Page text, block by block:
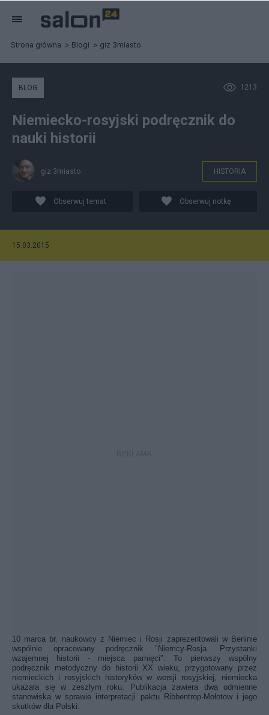
Strona główna Blogi giz 3miasto
1213
BLOG
Niemiecko-rosyjski podręcznik do
nauki historii
giz 3miasto HISTORIA
Obserwuj temat Obserwuj notkę
15.03.2015
10 marca br. naukowcy z Niemiec i Rosji zaprezentowali w Berlinie
wspólnie opracowany podręcznik "Niemcy-Rosja. Przystanki
wzajemnej historii - miejsca pamięci". To pierwszy wspólny
podręcznik metodyczny do historii XX wieku, przygotowany przez
niemieckich i rosyjskich historyków w wersji rosyjskiej, niemiecka
ukazała się w zeszłym roku. Publikacja zawiera dwa odmienne
stanowiska w sprawie interpretacji paktu Ribbentrop-Mołotow i jego
skutków dla Polski.